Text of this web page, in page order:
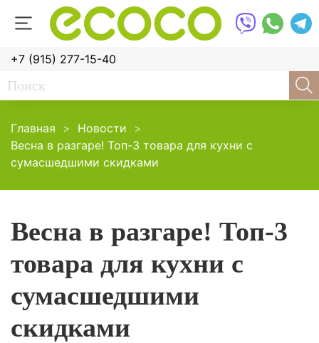
+7 (915) 277-15-40
Главная
Новости
Весна в разгаре! Топ-3 товара для кухни с
сумасшедшими скидками
Весна в разгаре! Топ-3
товара для кухни с
сумасшедшими
скидками